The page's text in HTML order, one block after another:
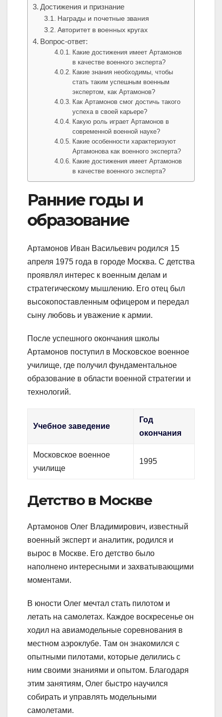
Достижения и признание
Награды и почетные звания
Авторитет в военных кругах
Вопрос-ответ:
Какие достижения имеет Артамонов
в качестве военного эксперта?
Какие знания необходимы, чтобы
стать таким успешным военным
экспертом, как Артамонов?
Как Артамонов смог достичь такого
успеха в своей карьере?
Какую роль играет Артамонов в
современной военной науке?
Какие особенности характеризуют
Артамонова как военного эксперта?
Какие достижения имеет Артамонов
в качестве военного эксперта?
Ранние годы и
образование
Артамонов Иван Васильевич родился 15
апреля 1975 года в городе Москва. С детства
проявлял интерес к военным делам и
стратегическому мышлению. Его отец был
высокопоставленным офицером и передал
сыну любовь и уважение к армии.
После успешного окончания школы
Артамонов поступил в Московское военное
училище, где получил фундаментальное
образование в области военной стратегии и
технологий.
Учебное заведение
Год
окончания
Московское военное
училище
1995
Детство в Москве
Артамонов Олег Владимирович, известный
военный эксперт и аналитик, родился и
вырос в Москве. Его детство было
наполнено интересными и захватывающими
моментами.
В юности Олег мечтал стать пилотом и
летать на самолетах. Каждое воскресенье он
ходил на авиамодельные соревнования в
местном аэроклубе. Там он знакомился с
опытными пилотами, которые делились с
ним своими знаниями и опытом. Благодаря
этим занятиям, Олег быстро научился
собирать и управлять модельными
самолетами.